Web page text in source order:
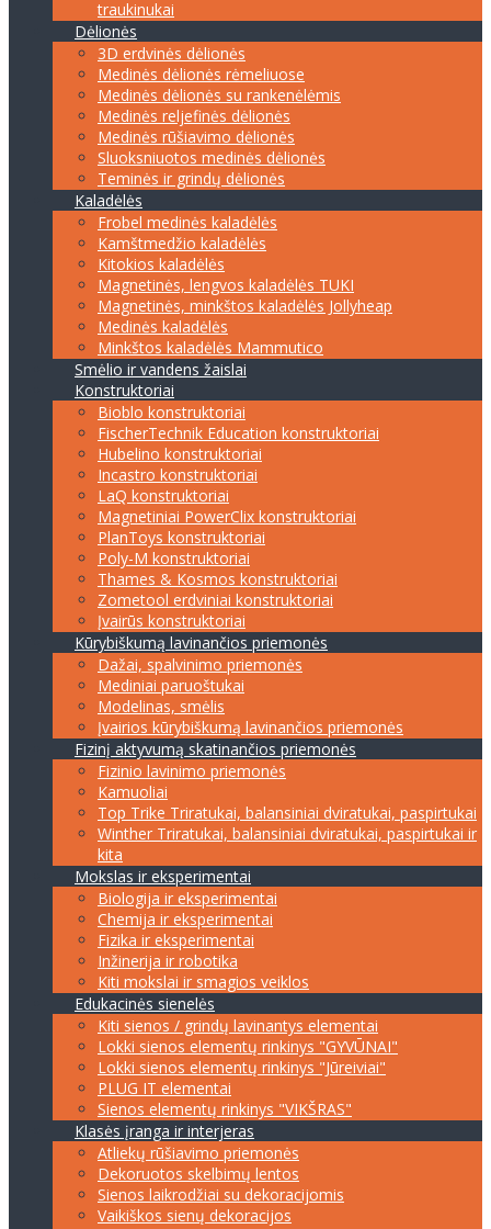
traukinukai
Dėlionės
3D erdvinės dėlionės
Medinės dėlionės rėmeliuose
Medinės dėlionės su rankenėlėmis
Medinės reljefinės dėlionės
Medinės rūšiavimo dėlionės
Sluoksniuotos medinės dėlionės
Teminės ir grindų dėlionės
Kaladėlės
Frobel medinės kaladėlės
Kamštmedžio kaladėlės
Kitokios kaladėlės
Magnetinės, lengvos kaladėlės TUKI
Magnetinės, minkštos kaladėlės Jollyheap
Medinės kaladėlės
Minkštos kaladėlės Mammutico
Smėlio ir vandens žaislai
Konstruktoriai
Bioblo konstruktoriai
FischerTechnik Education konstruktoriai
Hubelino konstruktoriai
Incastro konstruktoriai
LaQ konstruktoriai
Magnetiniai PowerClix konstruktoriai
PlanToys konstruktoriai
Poly-M konstruktoriai
Thames & Kosmos konstruktoriai
Zometool erdviniai konstruktoriai
Įvairūs konstruktoriai
Kūrybiškumą lavinančios priemonės
Dažai, spalvinimo priemonės
Mediniai paruoštukai
Modelinas, smėlis
Įvairios kūrybiškumą lavinančios priemonės
Fizinį aktyvumą skatinančios priemonės
Fizinio lavinimo priemonės
Kamuoliai
Top Trike Triratukai, balansiniai dviratukai, paspirtukai
Winther Triratukai, balansiniai dviratukai, paspirtukai ir
kita
Mokslas ir eksperimentai
Biologija ir eksperimentai
Chemija ir eksperimentai
Fizika ir eksperimentai
Inžinerija ir robotika
Kiti mokslai ir smagios veiklos
Edukacinės sienelės
Kiti sienos / grindų lavinantys elementai
Lokki sienos elementų rinkinys "GYVŪNAI"
Lokki sienos elementų rinkinys "Jūreiviai"
PLUG IT elementai
Sienos elementų rinkinys "VIKŠRAS"
Klasės įranga ir interjeras
Atliekų rūšiavimo priemonės
Dekoruotos skelbimų lentos
Sienos laikrodžiai su dekoracijomis
Vaikiškos sienų dekoracijos